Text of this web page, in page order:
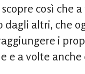
così che
dagli altri, che
i
e a volte